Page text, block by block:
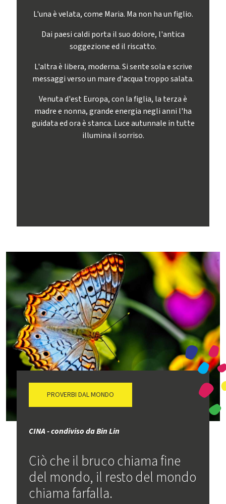
L'una è velata, come Maria. Ma non ha un figlio.
Dai paesi caldi porta il suo dolore, l'antica
soggezione ed il riscatto.
L'altra è libera, moderna. Si sente sola e scrive
messaggi verso un mare d'acqua troppo salata.
Venuta d'est Europa, con la figlia, la terza è
madre e nonna, grande energia negli anni l'ha
guidata ed ora è stanca. Luce autunnale in tutte
illumina il sorriso.
PROVERBI DAL MONDO
CINA - condiviso da Bin Lin
Ciò che il bruco chiama fine
del mondo, il resto del mondo
chiama farfalla.